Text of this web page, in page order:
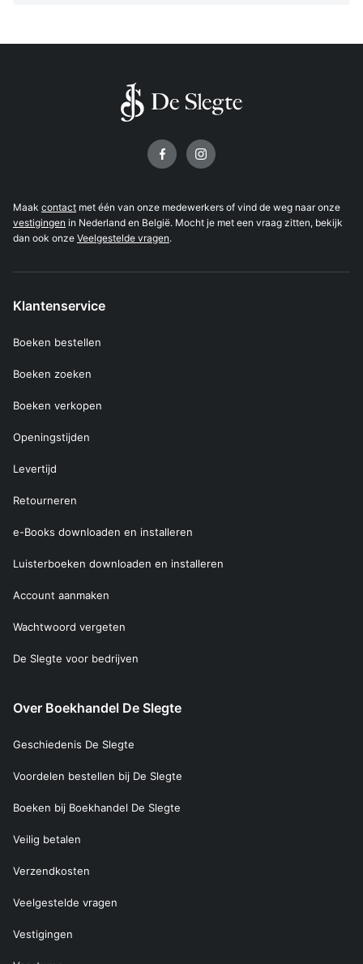
Maak contact met één van onze medewerkers of vind de weg naar onze
vestigingen in Nederland en België. Mocht je met een vraag zitten, bekijk
dan ook onze Veelgestelde vragen.
Klantenservice
Boeken bestellen
Boeken zoeken
Boeken verkopen
Openingstijden
Levertijd
Retourneren
e-Books downloaden en installeren
Luisterboeken downloaden en installeren
Account aanmaken
Wachtwoord vergeten
De Slegte voor bedrijven
Over Boekhandel De Slegte
Geschiedenis De Slegte
Voordelen bestellen bij De Slegte
Boeken bij Boekhandel De Slegte
Veilig betalen
Verzendkosten
Veelgestelde vragen
Vestigingen